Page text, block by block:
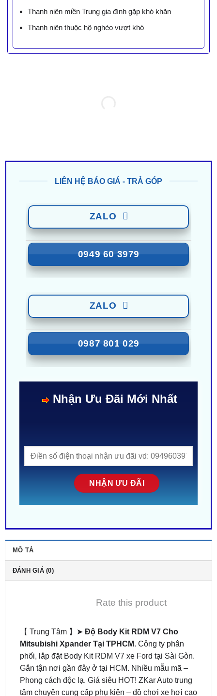
Thanh niên miền Trung gia đình gặp khó khăn
Thanh niên thuộc hộ nghèo vượt khó
LIÊN HỆ BÁO GIÁ - TRẢ GÓP
ZALO
0949 60 3979
ZALO
0987 801 029
Nhận Ưu Đãi Mới Nhất
MÔ TẢ
ĐÁNH GIÁ (0)
Rate this product
【 Trung Tâm 】➤ Độ Body Kit RDM V7 Cho
Mitsubishi Xpander Tại TPHCM. Công ty phân
phối, lắp đặt Body Kit RDM V7 xe Ford tại Sài Gòn.
Gắn tận nơi gần đây ở tại HCM. Nhiều mẫu mã –
Phong cách độc lạ. Giá siêu HOT! ZKar Auto trung
tâm chuyên cung cấp phụ kiện – đồ chơi xe hơi cao